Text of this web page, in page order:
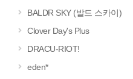
BALDR SKY (발드 스카이)
Clover Day's Plus
DRACU-RIOT!
eden*